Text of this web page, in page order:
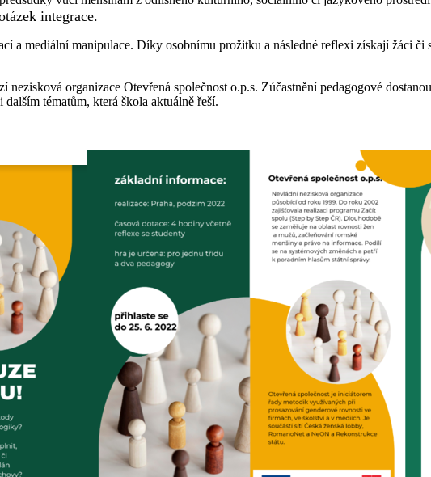
integrace.
a mediální manipulace. Díky osobnímu prožitku a následné reflexi získají žáci či
organizace Otevřená společnost o.p.s. Zúčastnění pedagogové
tématům, která škola aktuálně řeší.